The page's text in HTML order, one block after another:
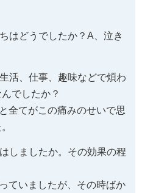
はどうでしたか？A、泣き
活、仕事、趣味などで煩わ
でしたか？
全てがこの痛みのせいで思
しましたか。その効果の程
ていましたが、その時ばか